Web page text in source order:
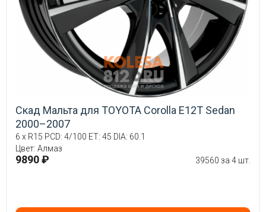
Скад Мальта для TOYOTA Corolla E12T Sedan
2000–2007
6 x R15 PCD: 4/100 ET: 45 DIA: 60.1
Цвет: Алмаз
9890 ₽ 39560 за 4 шт.